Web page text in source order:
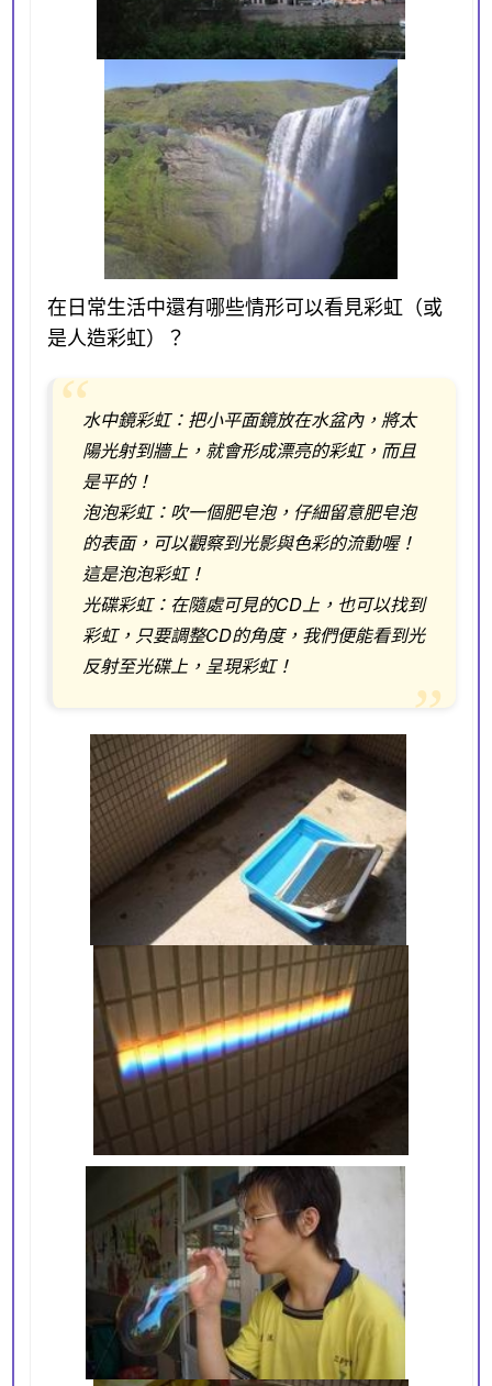
在日常生活中還有哪些情形可以看見彩虹（或
是人造彩虹）？
水中鏡彩虹：把小平面鏡放在水盆內，將太
陽光射到牆上，就會形成漂亮的彩虹，而且
是平的！
泡泡彩虹：吹一個肥皂泡，仔細留意肥皂泡
的表面，可以觀察到光影與色彩的流動喔！
這是泡泡彩虹！
光碟彩虹：在隨處可見的CD上，也可以找到
彩虹，只要調整CD的角度，我們便能看到光
反射至光碟上，呈現彩虹！